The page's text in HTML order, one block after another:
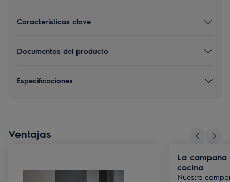
Características clave
Documentos del producto
Especificaciones
Ventajas
La
cocina
Nuestra